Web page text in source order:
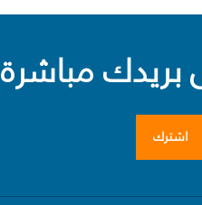
مباشرة
اشترك